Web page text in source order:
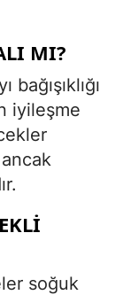
MI?
iyileşme
soğuk